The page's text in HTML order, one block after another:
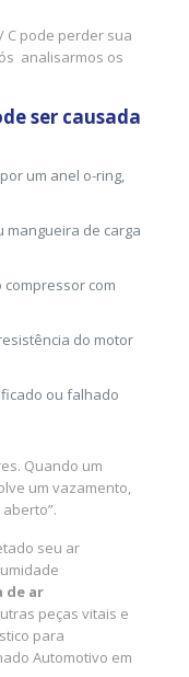
C pode perder sua
analisarmos os
ser causada
um anel o-ring,
mangueira de carga
com
do motor
ou falhado
Quando um
um vazamento,
seu ar
de ar
peças vitais e
para
Automotivo em